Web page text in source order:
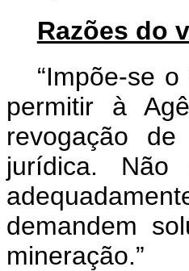
Razões do
“Impõe-se
permitir à
revogação
jurídica.
demandem
mineração.”